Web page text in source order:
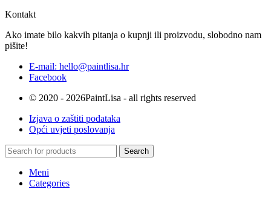
Kontakt
Ako imate bilo kakvih pitanja o kupnji ili proizvodu, slobodno nam
pišite!
E-mail: hello@paintlisa.hr
Facebook
© 2020 - 2026PaintLisa - all rights reserved
Izjava o zaštiti podataka
Opći uvjeti poslovanja
Search
Meni
Categories